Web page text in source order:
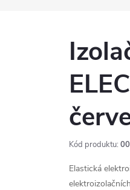
Kód produktu:
Elastická